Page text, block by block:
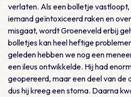
verlaten. Als een bolletje
iemand geïntoxiceerd raken en
misgaat, wordt Groeneveld erbij
bolletjes kan heel heftige
geleden hebben we nog een
een ileus ontwikkelde. Hij had
geopereerd, maar een deel van de
dus hij kreeg een stoma. Daarna